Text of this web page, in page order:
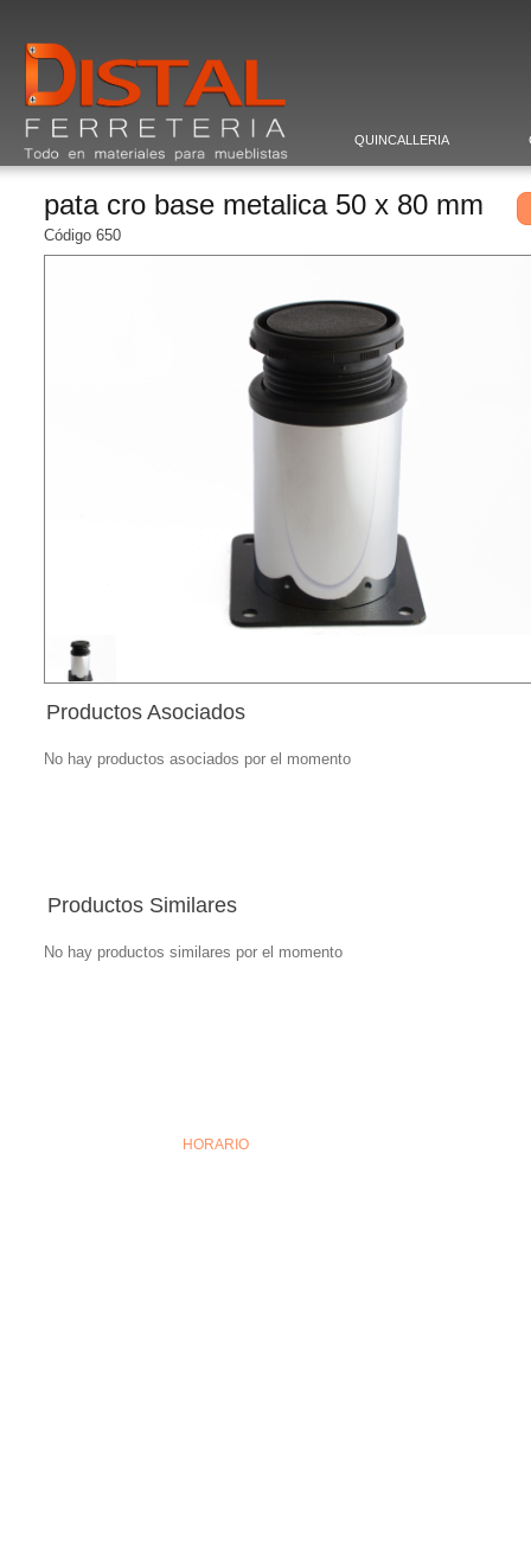
QUINCALLERIA
pata cro base metalica 50 x 80 mm
Código 650
Productos Asociados
No hay productos asociados por el momento
Productos Similares
No hay productos similares por el momento
HORARIO